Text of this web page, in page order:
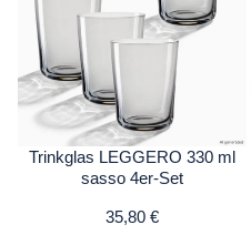
Trinkglas LEGGERO 330 ml
sasso 4er-Set
35,80 €